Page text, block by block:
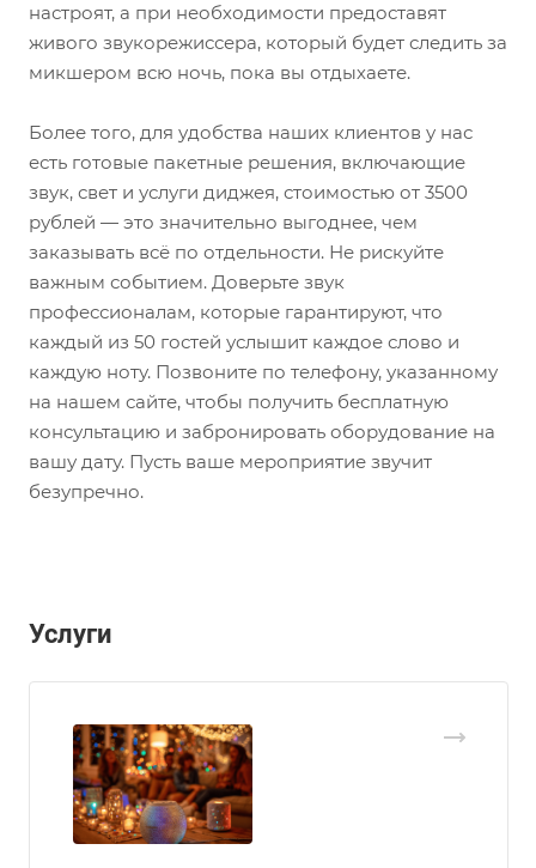
настроят, а при необходимости предоставят
живого звукорежиссера, который будет следить за
микшером всю ночь, пока вы отдыхаете.
Более того, для удобства наших клиентов у нас
есть готовые пакетные решения, включающие
звук, свет и услуги диджея, стоимостью от 3500
рублей — это значительно выгоднее, чем
заказывать всё по отдельности. Не рискуйте
важным событием. Доверьте звук
профессионалам, которые гарантируют, что
каждый из 50 гостей услышит каждое слово и
каждую ноту. Позвоните по телефону, указанному
на нашем сайте, чтобы получить бесплатную
консультацию и забронировать оборудование на
вашу дату. Пусть ваше мероприятие звучит
безупречно.
Услуги